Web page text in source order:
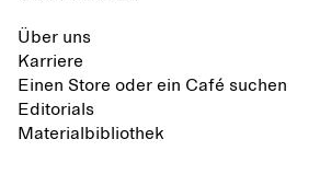
Über uns
Karriere
Einen Store oder ein Café suchen
Editorials
Materialbibliothek